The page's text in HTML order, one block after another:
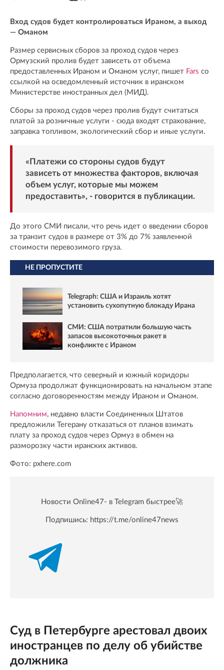
Вход судов будет контролироваться Ираном, а выход
— Оманом
Размер сервисных сборов за проход судов через
Ормузский пролив будет зависеть от объема
предоставленных Ираном и Оманом услуг, пишет Fars со
ссылкой на осведомленный источник в иранском
Министерстве иностранных дел (МИД).
Сборы за проход судов через пролив будут считаться
платой за розничные услуги - сюда входят страхование,
заправка топливом, экологический сбор и иные услуги.
«Платежи со стороны судов будут
зависеть от множества факторов, включая
объем услуг, которые мы можем
предоставить», - говорится в публикации.
До этого СМИ писали, что речь идет о введении сборов
за транзит судов в размере от 3% до 7% заявленной
стоимости перевозимого груза.
НЕ ПРОПУСТИТЕ
Telegraph: США и Израиль хотят
установить сухопутную блокаду Ирана
СМИ: США потратили большую часть
запасов высокоточных ракет в
конфликте с Ираном
Предполагается, что северный и южный коридоры
Ормуза продолжат функционировать на начальном этапе
согласно договоренностям между Ираном и Оманом.
Напомним, недавно власти Соединенных Штатов
предложили Тегерану отказаться от планов взимать
плату за проход судов через Ормуз в обмен на
разморозку части иранских активов.
Фото: pxhere.com
Новости Online47- в Telegram быстрее🚀
Подпишись: https://t.me/online47news
Суд в Петербурге арестовал двоих
иностранцев по делу об убийстве
должника